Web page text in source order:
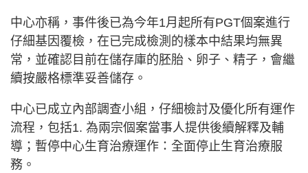
中心亦稱，事件後已為今年1月起所有PGT個案進行
仔細基因覆檢，在已完成檢測的樣本中結果均無異
常，並確認目前在儲存庫的胚胎、卵子、精子，會繼
續按嚴格標準妥善儲存。
中心已成立內部調查小組，仔細檢討及優化所有運作
流程，包括1. 為兩宗個案當事人提供後續解釋及輔
導；暫停中心生育治療運作：全面停止生育治療服
務。